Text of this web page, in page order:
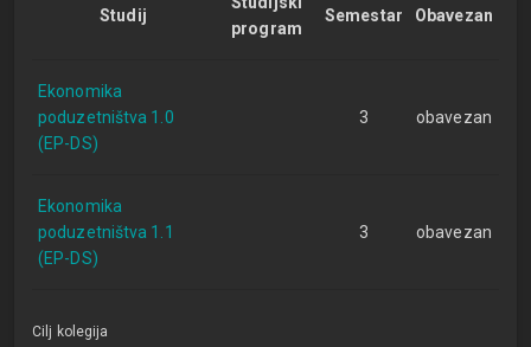
Studij
program
Semestar Obavezan
Ekonomika
poduzetništva 1.0
(EP-DS)
3 obavezan
Ekonomika
poduzetništva 1.1
(EP-DS)
3 obavezan
Cilj kolegija